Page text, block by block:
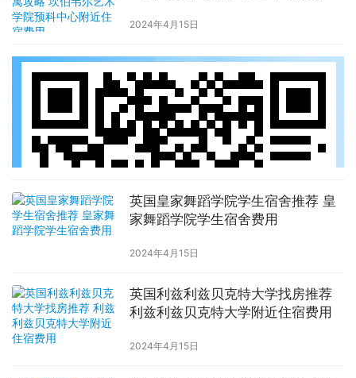
2024年4月15日
英国皇家舞蹈学院学生宿舍推荐 皇
家舞蹈学院学生宿舍费用
2024年4月15日
英国利兹利兹贝克特大学找房推荐
利兹利兹贝克特大学附近住宿费用
2024年4月15日